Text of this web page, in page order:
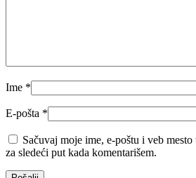
Ime *
E-pošta *
Sačuvaj moje ime, e-poštu i veb
za sledeći put kada komentarišem.